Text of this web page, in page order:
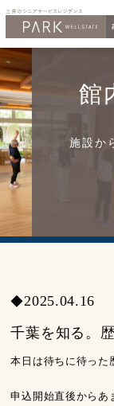
館
施設か
◆2025.04.16
千葉を知る。
本日は待ちに待った
申込開始直後からあ